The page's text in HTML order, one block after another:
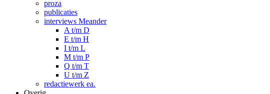
proza
publicaties
interviews Meander
A t/m D
E t/m H
I t/m L
M t/m P
Q t/m T
U t/m Z
redactiewerk ea.